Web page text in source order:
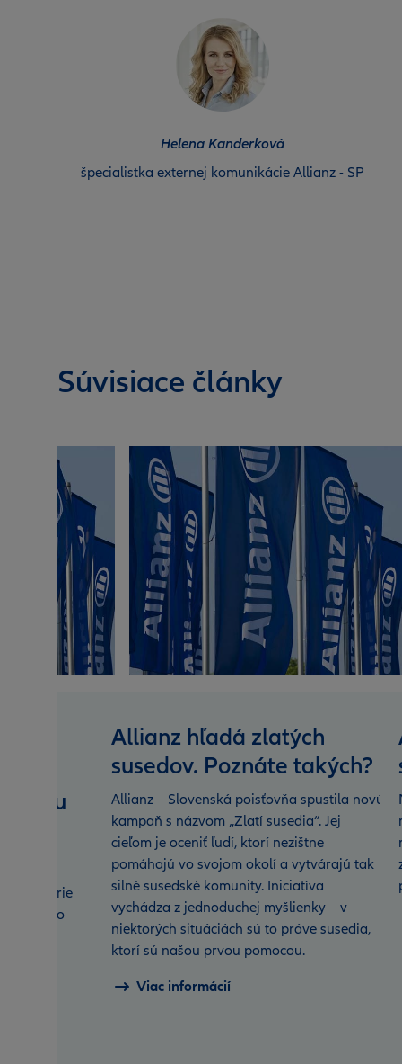
Helena Kanderková
špecialistka externej komunikácie Allianz - SP
Súvisiace články
môžu
kancelárie
do
Allianz hľadá zlatých
susedov. Poznáte takých?
Allianz – Slovenská poisťovňa spustila novú
kampaň s názvom „Zlatí susedia“. Jej
cieľom je oceniť ľudí, ktorí nezištne
pomáhajú vo svojom okolí a vytvárajú tak
silné susedské komunity. Iniciatíva
vychádza z jednoduchej myšlienky – v
niektorých situáciách sú to práve susedia,
ktorí sú našou prvou pomocou.
Viac informácií